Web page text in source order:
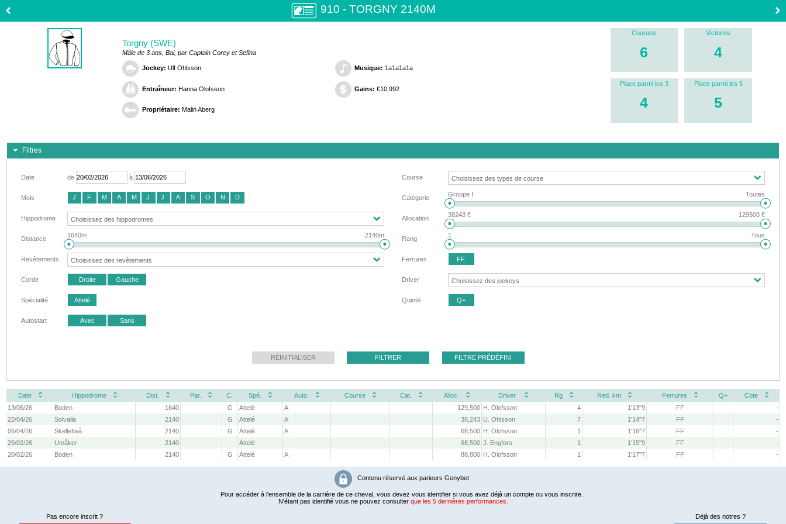
910 - TORGNY 2140M
Torgny (SWE)
Mâle de 3 ans, Bai, par Captain Corey et Sefina
Jockey: Ulf Ohlsson
Entraîneur: Hanna Olofsson
Propriétaire: Malin Aberg
Musique: 1a1a1a1a
Gains: €10,992
Courues
6
Victoires
4
Place parmi les 3
4
Place parmi les 5
5
Filtres
Date de à
Mois J F M A M J J A S O N D
Hippodrome
Distance 1640m 2140m
Revêtements
Corde Droite Gauche
Spécialité Attelé
Autostart Avec Sans
Course
Catégorie Groupe I Toutes
Allocation 38243 € 129500 €
Rang 1 Tous
Ferrures FF
Driver
Quinté Q+
RÉINITIALISER FILTRER FILTRE PRÉDÉFINI
Date Hippodrome Dist. Par. C. Spé. Auto. Course Cat. Alloc. Driver Rg Red. km Ferrures Q+
Cote
13/06/26
Boden 1640 G Attelé A 129,500 H. Olofsson 4 1'13''9 FF
-
22/04/26
Solvalla 2140 G Attelé A 38,243 U. Ohlsson 7 1'14''7 FF
-
06/04/26
Skellefteå 2140 G Attelé A 68,500 H. Olofsson 1 1'16''7 FF
-
25/02/26
Umåker 2140 Attelé 68,500 J. Engfors 1 1'15''9 FF
-
20/02/26
Boden 2140 G Attelé A 88,800 H. Olofsson 1 1'17''7 FF -
Contenu réservé aux parieurs Genybet
Pour accéder à l'ensemble de la carrière de ce cheval, vous devez vous identifier si vous avez déjà un compte ou vous inscrire.
N'étant pas identifié vous ne pouvez consulter que les 5 dernières performances.
Déjà des notres ?
Pas encore inscrit ?